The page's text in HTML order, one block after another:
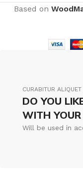
Based on
CURABITUR
DO YOU
WITH YOUR
Will be used in